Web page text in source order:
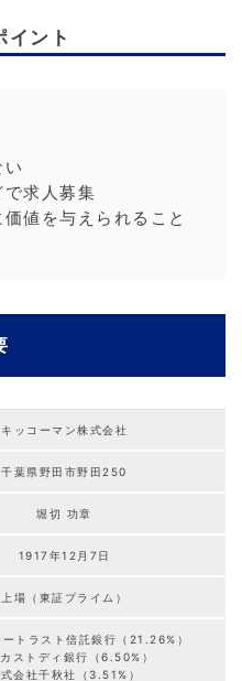
イント
い
で求人募集
値を与えられること
キッコーマン株式会社
千葉県野田市野田250
堀切 功章
1917年12月7日
上場（東証プライム）
トラスト信託銀行（21.26%）
ストディ銀行（6.50%）
会社千秋社（3.51%）